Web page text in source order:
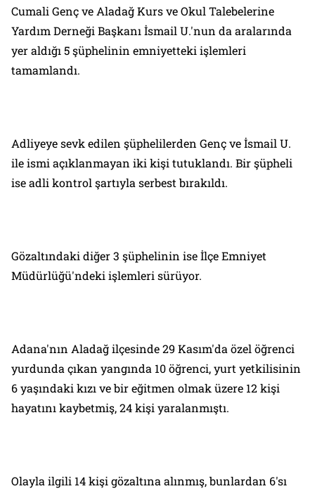
Cumali Genç ve Aladağ Kurs ve Okul Talebelerine
Yardım Derneği Başkanı İsmail U.'nun da aralarında
yer aldığı 5 şüphelinin emniyetteki işlemleri
tamamlandı.
Adliyeye sevk edilen şüphelilerden Genç ve İsmail U.
ile ismi açıklanmayan iki kişi tutuklandı. Bir şüpheli
ise adli kontrol şartıyla serbest bırakıldı.
Gözaltındaki diğer 3 şüphelinin ise İlçe Emniyet
Müdürlüğü'ndeki işlemleri sürüyor.
Adana'nın Aladağ ilçesinde 29 Kasım'da özel öğrenci
yurdunda çıkan yangında 10 öğrenci, yurt yetkilisinin
6 yaşındaki kızı ve bir eğitmen olmak üzere 12 kişi
hayatını kaybetmiş, 24 kişi yaralanmıştı.
Olayla ilgili 14 kişi gözaltına alınmış, bunlardan 6'sı